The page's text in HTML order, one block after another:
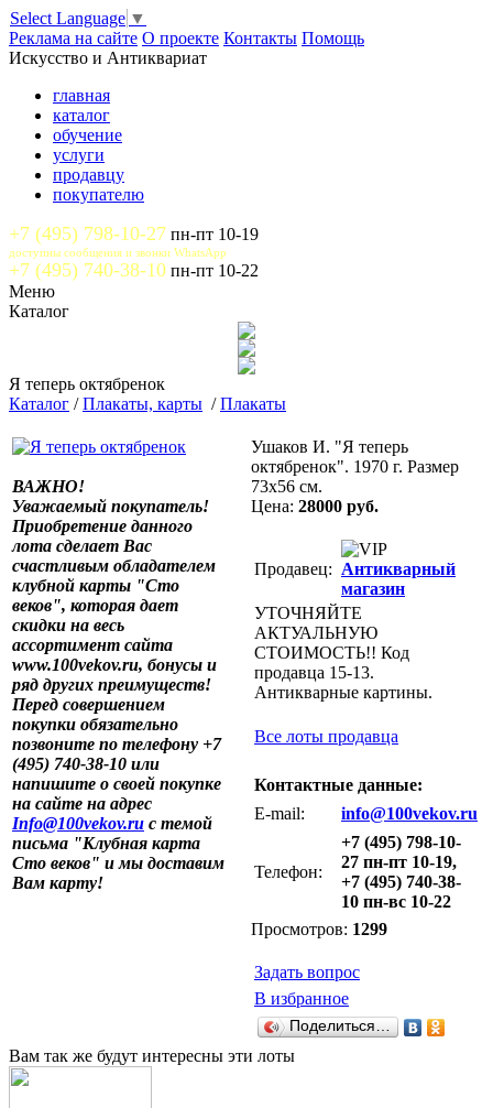
Select Language ▼
Реклама на сайте О проекте Контакты Помощь
Искусство и Антиквариат
главная
каталог
обучение
услуги
продавцу
покупателю
+7 (495) 798-10-27 пн-пт 10-19
доступны сообщения и звонки WhatsApp
+7 (495) 740-38-10 пн-пт 10-22
Меню
Каталог
Я теперь октябренок
Каталог /Плакаты, карты /Плакаты
ВАЖНО!
Уважаемый покупатель!
Приобретение данного
лота сделает Вас
счастливым обладателем
клубной карты "Сто
веков", которая дает
скидки на весь
ассортимент сайта
www.100vekov.ru, бонусы и
ряд других преимуществ!
Перед совершением
покупки обязательно
позвоните по телефону +7
(495) 740-38-10 или
напишите о своей покупке
на сайте на адрес
Info@100vekov.ru с темой
письма "Клубная карта
Сто веков" и мы доставим
Вам карту!
Ушаков И. "Я теперь
октябренок". 1970 г. Размер
73х56 см.
Цена: 28000 руб.
Продавец: Антикварный
магазин
УТОЧНЯЙТЕ
АКТУАЛЬНУЮ
СТОИМОСТЬ!! Код
продавца 15-13.
Антикварные картины.
Все лоты продавца
Контактные данные:
E-mail:
info@100vekov.ru
Телефон:
+7 (495) 798-10-
27 пн-пт 10-19,
+7 (495) 740-38-
10 пн-вс 10-22
Просмотров: 1299
Задать вопрос
В избранное
Поделиться…
Вам так же будут интересны эти лоты